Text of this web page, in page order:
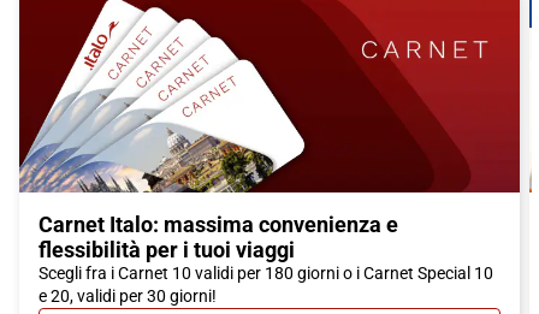
Carnet Italo: massima convenienza e
flessibilità per i tuoi viaggi
Scegli fra i Carnet 10 validi per 180 giorni o i Carnet Special 10
e 20, validi per 30 giorni!